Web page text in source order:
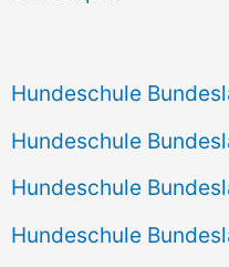
Hundeschule
Hundeschule
Hundeschule
Hundeschule